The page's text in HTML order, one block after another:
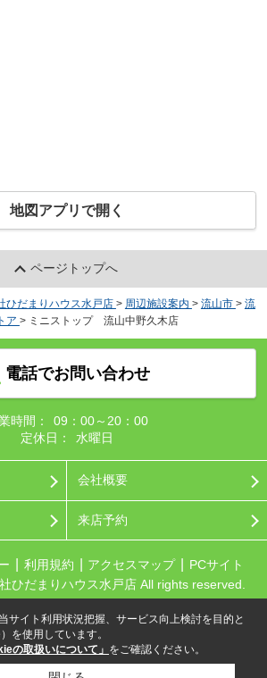
地図アプリで開く
ページトップへ
ひだまりハウス水戸店 > 周辺施設案内 > 流山市 > 流
ア > ミニストップ 流山中野久木店
電話でお問い合わせ
時間：
09：00～20：00
定休日：
水曜日
会社概要
来店予約
利用規約 アクセスマップ
PCサイト
ひだまりハウス水戸店 All rights reserved.
サイト利用状況把握、サービス向上検討を目的と
を使用しています。
の取扱いについて」 をご確認ください。